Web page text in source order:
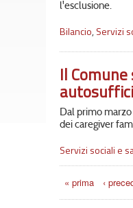
l'esclusione.
Bilancio,Servizi
Il
Dal primo
dei caregiver
Servizi sociali e
Pagine
« prima ‹